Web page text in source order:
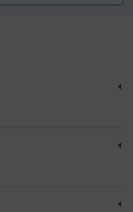
a tema e delle
sci, parcheggio e